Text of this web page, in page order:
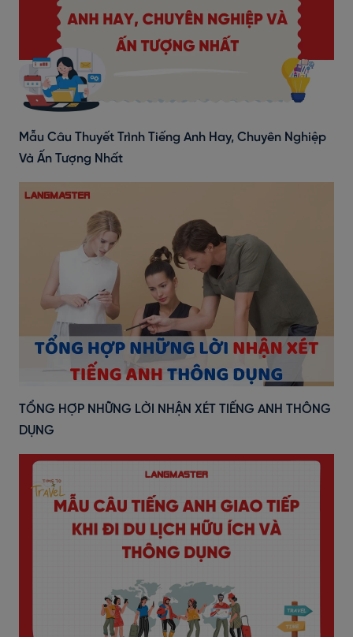
Mẫu Câu Thuyết Trình Tiếng Anh Hay, Chuyên Nghiệp
Và Ấn Tượng Nhất
TỔNG HỢP NHỮNG LỜI NHẬN XÉT TIẾNG ANH THÔNG
DỤNG